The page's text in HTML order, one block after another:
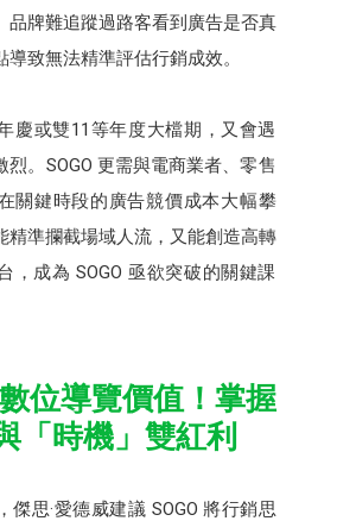
品牌難追蹤過路客看到廣告是否真
致無法精準評估行銷成效。
慶或雙11等年度大檔期，又會遇
烈。SOGO 更需與電商業者、零售
關鍵時段的廣告競價成本大幅攀
精準攔截場域人流，又能創造高轉
，成為 SOGO 亟欲突破的關鍵課
位導覽價值！掌握
「時機」雙紅利
傑思·愛德威建議 SOGO 將行銷思